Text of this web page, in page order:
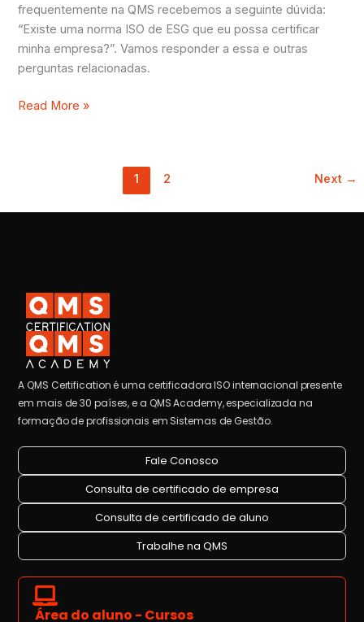
frequentemente na QMS recebemos a seguinte dúvida:
“Existe uma norma ISO de ESG que eu possa certificar
minha empresa?”. Vamos responder a essa e outras
perguntas relacionadas.
Read More »
1 2 Next →
A QMS Certification é uma certificadora ISO internacional presente
em mais de 30 países, e a QMS Academy, especializada na
formação de profissionais em Sistemas de Gestão.
Fale Conosco
Consulta de certificado de empresa
Consulta de certificado de aluno
Trabalhe na QMS
Área do aluno - Cursos